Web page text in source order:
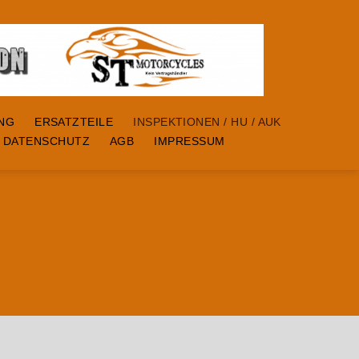
ERSATZTEILE
INSPEKTIONEN / HU / AUK
DATENSCHUTZ AGB IMPRESSUM